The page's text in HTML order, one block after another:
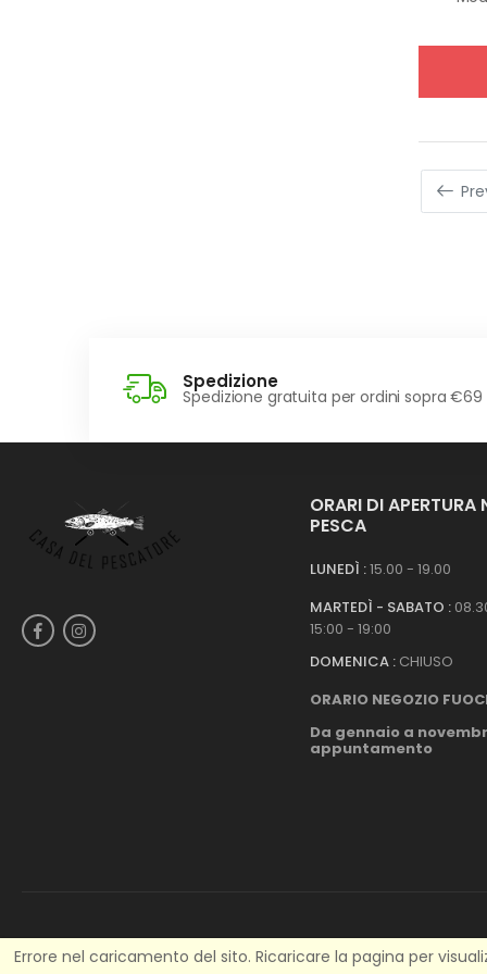
Spedizione
Spedizione gratuita per ordini sopra €69
ORARI DI APERTURA
PESCA
LUNEDÌ :15.00 - 19.00
MARTEDÌ - SABATO :
15:00 - 19:00
DOMENICA : CHIUSO
ORARIO NEGOZIO
Da gennaio a
appuntamento
Errore nel caricamento del sito. Ricaricare la pagina per